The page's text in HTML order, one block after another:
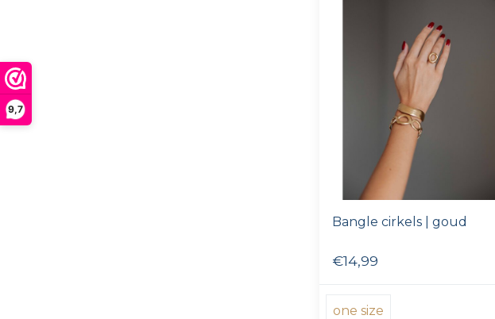
9,7
Bangle cirkels | goud
€14,99
one size